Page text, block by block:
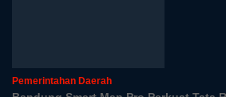
Pemerintahan Daerah